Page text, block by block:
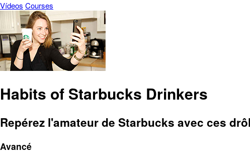
Vídeos Courses
Habits of Starbucks Drinkers
Repérez l'amateur de Starbucks avec ces
Avancé